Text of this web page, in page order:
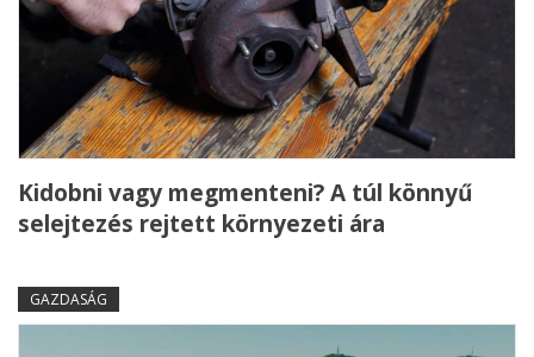
Kidobni vagy megmenteni? A túl könnyű
selejtezés rejtett környezeti ára
GAZDASÁG